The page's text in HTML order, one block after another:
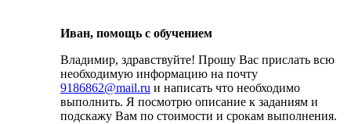
Иван, помощь с обучением
Владимир, здравствуйте! Прошу Вас прислать всю
необходимую информацию на почту
9186862@mail.ru и написать что необходимо
выполнить. Я посмотрю описание к заданиям и
подскажу Вам по стоимости и срокам выполнения.